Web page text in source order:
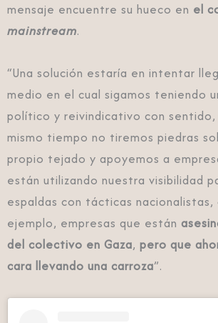
mensaje encuentre su hueco en el
mainstream.
“Una solución estaría en intentar
medio en el cual sigamos teniendo
político y reivindicativo con
mismo tiempo no tiremos piedras
propio tejado y apoyemos a
están utilizando nuestra visibilidad
espaldas con tácticas nacionalistas,
ejemplo, empresas que están
del colectivo en Gaza, pero que
cara llevando una carroza”.